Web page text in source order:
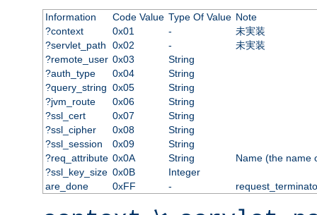
Information Code Value Type Of Value Note
?context
0x01 -
未実装
?servlet_path
0x02 -
未実装
?remote_user 0x03
String
?auth_type
0x04
String
?query_string 0x05
String
?jvm_route
0x06
String
?ssl_cert
0x07
String
?ssl_cipher
0x08
String
?ssl_session
0x09
String
?req_attribute 0x0A String
Name (the name
?ssl_key_size 0x0B
Integer
are_done
0xFF -